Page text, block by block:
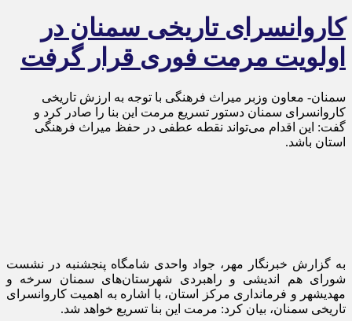
کاروانسرای تاریخی سمنان در
اولویت مرمت فوری قرار گرفت
سمنان- معاون وزبر میراث فرهنگی با توجه به ارزش تاریخی
کاروانسرای سمنان دستور تسریع مرمت این بنا را صادر کرد و
گفت: این اقدام می‌تواند نقطه عطفی در حفظ میراث فرهنگی
استان باشد.
به گزارش خبرنگار مهر، جواد واحدی شامگاه پنجشنبه در نشست
شورای هم اندیشی و راهبردی شهرستان‌های سمنان سرخه و
مهدیشهر و فرمانداری مرکز استان، با اشاره به اهمیت کاروانسرای
تاریخی سمنان، بیان کرد: مرمت این بنا تسریع خواهد شد.